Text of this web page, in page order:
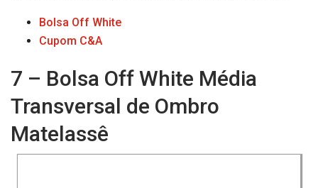
Bolsa Off White
Cupom C&A
7 – Bolsa Off White Média
Transversal de Ombro
Matelassê